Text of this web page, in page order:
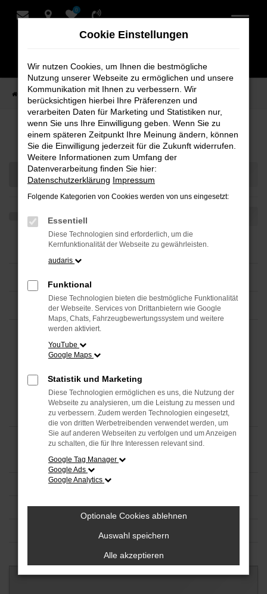
Zum
0
Startseite Teilen
Ihre Fahrzeugauswahl
Cookie Einstellungen
Wir nutzen Cookies, um Ihnen die bestmögliche
Nutzung unserer Webseite zu ermöglichen und unsere
Kommunikation mit Ihnen zu verbessern. Wir
berücksichtigen hierbei Ihre Präferenzen und
verarbeiten Daten für Marketing und Statistiken nur,
wenn Sie uns Ihre Einwilligung geben. Wenn Sie zu
einem späteren Zeitpunkt Ihre Meinung ändern, können
Sie die Einwilligung jederzeit für die Zukunft widerrufen.
Weitere Informationen zum Umfang der
Datenverarbeitung finden Sie hier:
Datenschutzerklärung Impressum
Folgende Kategorien von Cookies werden von uns eingesetzt:
Essentiell
Diese Technologien sind erforderlich, um die
Kernfunktionalität der Webseite zu gewährleisten.
audaris
Funktional
Diese Technologien bieten die bestmögliche Funktionalität
der Webseite. Services von Drittanbietern wie Google
Maps, Chats, Fahrzeugbewertungssystem und weitere
werden aktiviert.
YouTube
Google Maps
Statistik und Marketing
Diese Technologien ermöglichen es uns, die Nutzung der
Webseite zu analysieren, um die Leistung zu messen und
zu verbessern. Zudem werden Technologien eingesetzt,
die von dritten Werbetreibenden verwendet werden, um
Sie auf anderen Webseiten zu verfolgen und um Anzeigen
zu schalten, die für Ihre Interessen relevant sind.
Google Tag Manager
Google Ads
Google Analytics
Optionale Cookies ablehnen
Auswahl speichern
Alle akzeptieren